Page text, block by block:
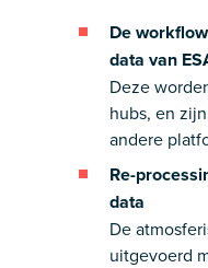
De
data van
Deze
hubs, en
andere
Re-
data
De
uitgevoerd